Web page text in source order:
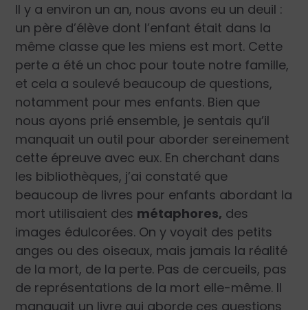
Il y a environ un an, nous avons eu un deuil :
un père d’élève dont l’enfant était dans la
même classe que les miens est mort. Cette
perte a été un choc pour toute notre famille,
et cela a soulevé beaucoup de questions,
notamment pour mes enfants. Bien que
nous ayons prié ensemble, je sentais qu’il
manquait un outil pour aborder sereinement
cette épreuve avec eux. En cherchant dans
les bibliothèques, j’ai constaté que
beaucoup de livres pour enfants abordant la
mort utilisaient des métaphores, des
images édulcorées. On y voyait des petits
anges ou des oiseaux, mais jamais la réalité
de la mort, de la perte. Pas de cercueils, pas
de représentations de la mort elle-même. Il
manquait un livre qui aborde ces questions